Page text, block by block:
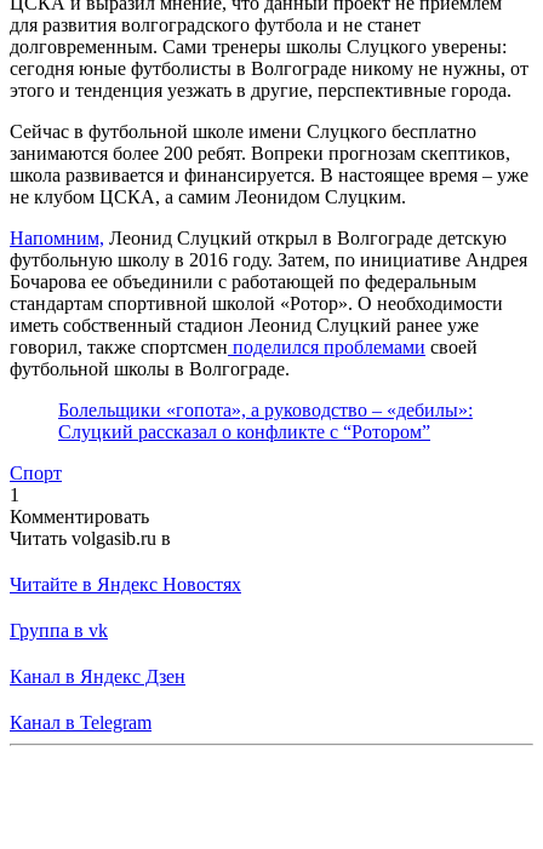
для развития волгоградского футбола и не станет
долговременным. Сами тренеры школы Слуцкого уверены:
сегодня юные футболисты в Волгограде никому не нужны, от
этого и тенденция уезжать в другие, перспективные города.
Сейчас в футбольной школе имени Слуцкого бесплатно
занимаются более 200 ребят. Вопреки прогнозам скептиков,
школа развивается и финансируется. В настоящее время – уже
не клубом ЦСКА, а самим Леонидом Слуцким.
Напомним, Леонид Слуцкий открыл в Волгограде детскую
футбольную школу в 2016 году. Затем, по инициативе Андрея
Бочарова ее объединили с работающей по федеральным
стандартам спортивной школой «Ротор». О необходимости
иметь собственный стадион Леонид Слуцкий ранее уже
говорил, также спортсмен поделился проблемами своей
футбольной школы в Волгограде.
Болельщики «гопота», а руководство – «дебилы»:
Слуцкий рассказал о конфликте с “Ротором”
Спорт
1
Комментировать
Читать volgasib.ru в
Читайте в Яндекс Новостях
Группа в vk
Канал в Яндекс Дзен
Канал в Telegram